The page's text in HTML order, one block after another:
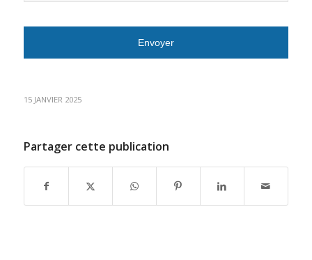
15 JANVIER 2025
Partager cette publication